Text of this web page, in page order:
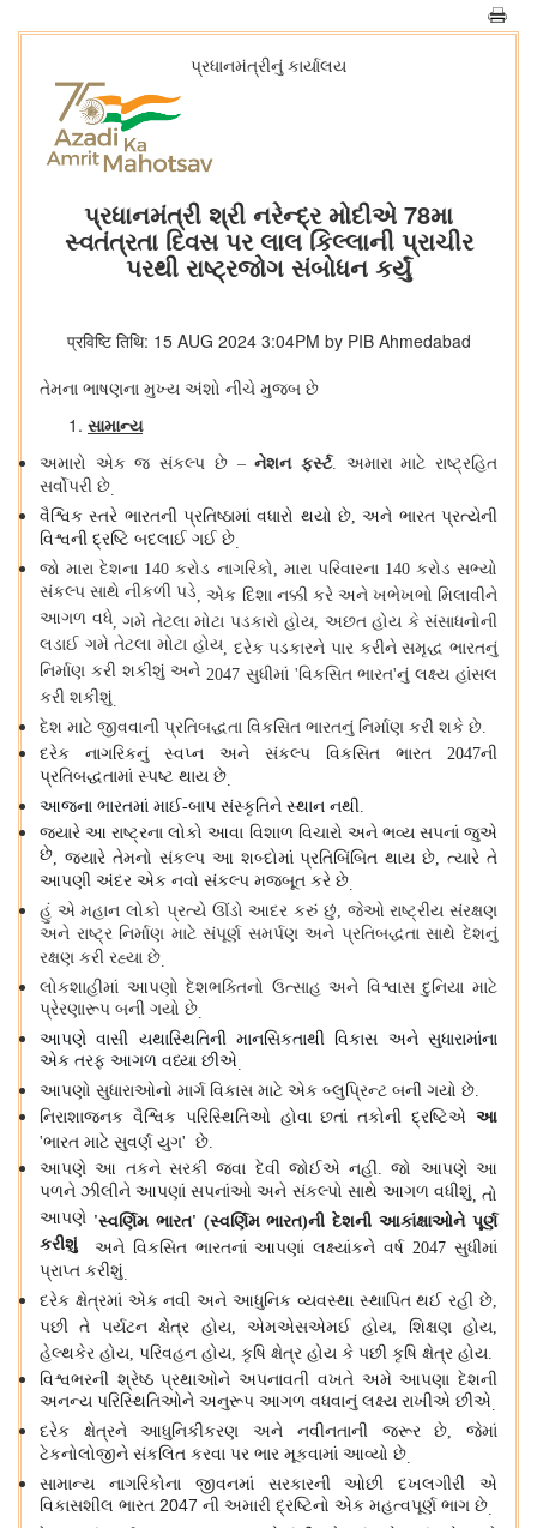
પ્રધાનમંત્રીનું કાર્યાલય
પ્રધાનમંત્રી શ્રી નરેન્દ્ર મોદીએ 78મા
સ્વતંત્રતા દિવસ પર લાલ કિલ્લાની પ્રાચીર
પરથી રાષ્ટ્રજોગ સંબોધન કર્યું
प्रविष्टि तिथि: 15 AUG 2024 3:04PM by PIB Ahmedabad
તેમના ભાષણના મુખ્ય અંશો નીચે મુજબ છે
સામાન્ય
અમારો એક જ સંકલ્પ છે –નેશન ફર્સ્ટ. અમારા માટે રાષ્ટ્રહિત
સર્વોપરી છે.
વૈશ્વિક સ્તરે ભારતની પ્રતિષ્ઠામાં વધારો થયો છે,અને ભારત પ્રત્યેની
વિશ્વની દ્રષ્ટિ બદલાઈ ગઈ છે.
જો મારા દેશના 140કરોડ નાગરિકો, મારા પરિવારના 140 કરોડ સભ્યો
સંકલ્પ સાથે નીકળી પડે,એક દિશા નક્કી કરે અને ખભેખભો મિલાવીને
આગળ વધે, ગમે તેટલા મોટા પડકારો હોય, અછત હોય કે સંસાધનોની
લડાઈ ગમે તેટલા મોટા હોય, દરેક પડકારને પાર કરીને સમૃદ્ધ ભારતનું
નિર્માણ કરી શકીશું અને2047 સુધીમાં 'વિકસિત ભારત'નું લક્ષ્ય હાંસલ
કરી શકીશું.
દેશ માટે જીવવાની પ્રતિબદ્ધતા વિકસિત ભારતનું નિર્માણ કરી શકે છે.
દરેક નાગરિકનું સ્વપ્ન અને સંકલ્પ વિકસિત ભારત 2047ની
પ્રતિબદ્ધતામાં સ્પષ્ટ થાય છે.
આજના ભારતમાં માઈ-બાપ સંસ્કૃતિને સ્થાન નથી.
જ્યારે આ રાષ્ટ્રના લોકો આવા વિશાળ વિચારો અને ભવ્ય સપનાં જુએ
છે, જ્યારે તેમનો સંકલ્પ આ શબ્દોમાં પ્રતિબિંબિત થાય છે,ત્યારે તે
આપણી અંદર એક નવો સંકલ્પ મજબૂત કરે છે.
હું એ મહાન લોકો પ્રત્યે ઊંડો આદર કરું છું, જેઓ રાષ્ટ્રીય સંરક્ષણ
અને રાષ્ટ્ર નિર્માણ માટે સંપૂર્ણ સમર્પણ અને પ્રતિબદ્ધતા સાથે દેશનું
રક્ષણ કરી રહ્યા છે.
લોકશાહીમાં આપણો દેશભક્તિનો ઉત્સાહ અને વિશ્વાસ દુનિયા માટે
પ્રેરણારૂપ બની ગયો છે.
આપણે વાસી યથાસ્થિતિની માનસિકતાથી વિકાસ અને સુધારામાંના
એક તરફ આગળ વધ્યા છીએ.
આપણો સુધારાઓનો માર્ગ વિકાસ માટે એક બ્લુપ્રિન્ટ બની ગયો છે.
નિરાશાજનક વૈશ્વિક પરિસ્થિતિઓ હોવા છતાં તકોની દ્રષ્ટિએ આ
'ભારત માટે સુવર્ણ યુગ' છે.
આપણે આ તકને સરકી જવા દેવી જોઈએ નહીં.જો આપણે આ
પળને ઝીલીને આપણાં સપનાંઓ અને સંકલ્પો સાથે આગળ વધીશું,તો
આપણે 'સ્વર્ણિમ ભારત' (સ્વર્ણિમ ભારત)ની દેશની આકાંક્ષાઓને પૂર્ણ
કરીશું અને વિકસિત ભારતનાં આપણાં લક્ષ્યાંકને વર્ષ2047સુધીમાં
પ્રાપ્ત કરીશું.
દરેક ક્ષેત્રમાં એક નવી અને આધુનિક વ્યવસ્થા સ્થાપિત થઈ રહી છે,
પછી તે પર્યટન ક્ષેત્ર હોય, એમએસએમઈ હોય, શિક્ષણ હોય,
હેલ્થકેર હોય, પરિવહન હોય, કૃષિ ક્ષેત્ર હોય કે પછી કૃષિ ક્ષેત્ર હોય.
વિશ્વભરની શ્રેષ્ઠ પ્રથાઓને અપનાવતી વખતે અમે આપણા દેશની
અનન્ય પરિસ્થિતિઓને અનુરૂપ આગળ વધવાનું લક્ષ્ય રાખીએ છીએ.
દરેક ક્ષેત્રને આધુનિકીકરણ અને નવીનતાની જરૂર છે,જેમાં
ટેકનોલોજીને સંકલિત કરવા પર ભાર મૂકવામાં આવ્યો છે.
સામાન્ય નાગરિકોના જીવનમાં સરકારની ઓછી દખલગીરી એ
વિકાસશીલ ભારત 2047 ની અમારી દ્રષ્ટિનો એક મહત્વપૂર્ણ ભાગ છે.